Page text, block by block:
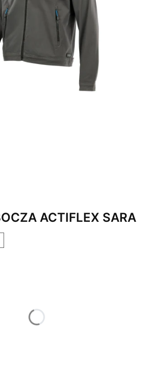
ACTIFLEX SARA